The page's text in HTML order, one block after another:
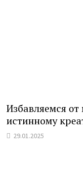
Избавляемся
истинному
29.01.2025